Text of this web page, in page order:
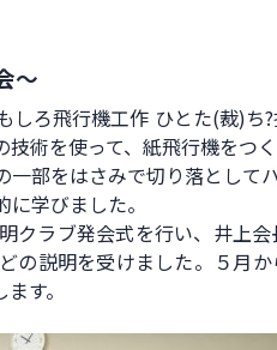
～
ろ飛行機工作 ひとた(裁)
術を使って、紙飛行機をつく
部をはさみで切り落とし
学びました。
クラブ発会式を行い、井上
の説明を受けました。５月
す。